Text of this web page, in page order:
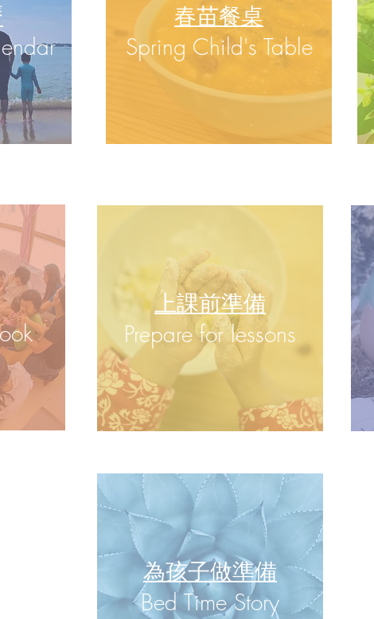
春苗餐桌
​Spring Child's Table
上課前準備
Prepare for lessons
為孩子做準備
Bed Time Story